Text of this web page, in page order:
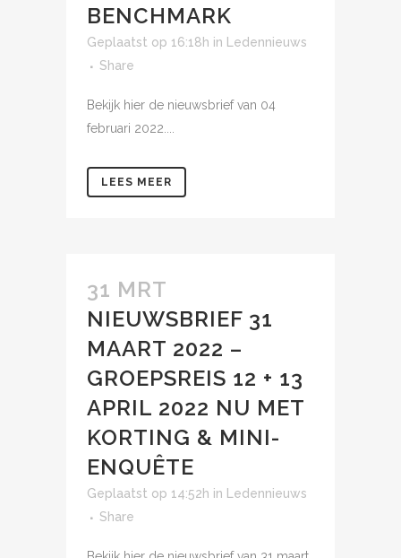
BENCHMARK
Geplaatst op 16:18h in
Ledennieuws
Share
Bekijk hier de nieuwsbrief van 04
februari 2022....
LEES MEER
31 MRT
NIEUWSBRIEF 31
MAART 2022 –
GROEPSREIS 12 + 13
APRIL 2022 NU MET
KORTING & MINI-
ENQUÊTE
Geplaatst op 14:52h in
Ledennieuws
Share